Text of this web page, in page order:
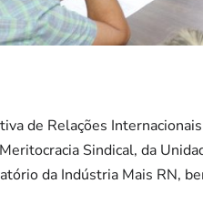
de Relações
Sindical, da
da Indústria Mais RN,